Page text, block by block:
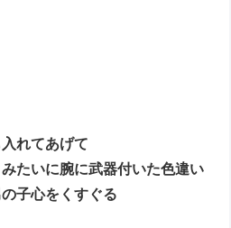
れてあげて
たいに腕に武器付いた色違い
子心をくすぐる